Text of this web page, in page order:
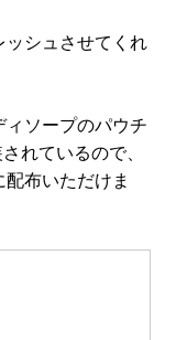
ッシュさせてくれ
ソープのパウチ
れているので、
布いただけま